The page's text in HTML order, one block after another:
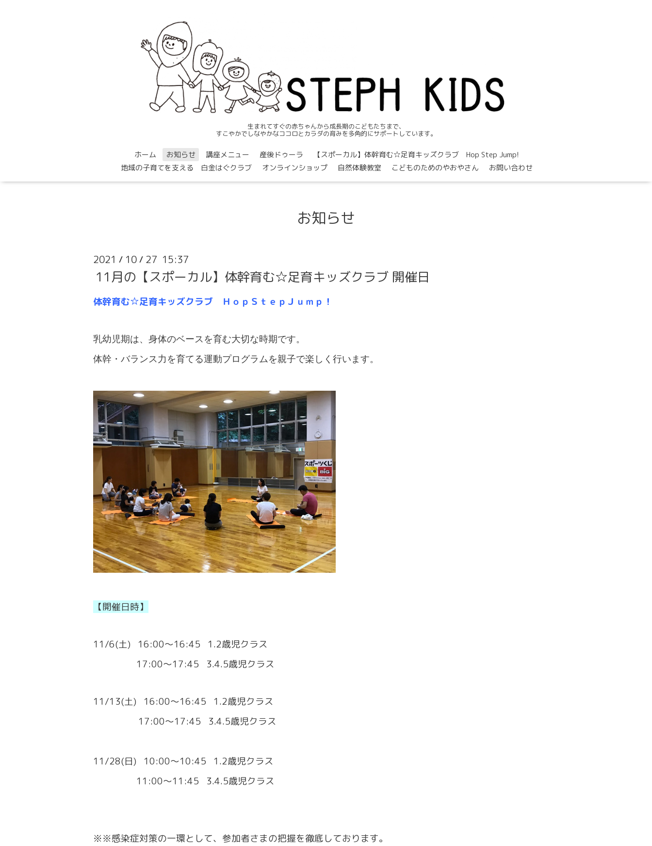
生まれてすぐの赤ちゃんから成長期のこどもたちまで、
すこやかでしなやかなココロとカラダの育みを多角的にサポートしています。
ホーム お知らせ 講座メニュー 産後ドゥーラ
【スポーカル】体幹育む☆足育キッズクラブ Hop Step Jump!
地域の子育てを支える 白金はぐクラブ
オンラインショップ 自然体験教室 こどものためのやおやさん お問い合わせ
お知らせ
2021 / 10 / 27 15:37
11月の【スポーカル】体幹育む☆足育キッズクラブ 開催日
体幹育む☆足育キッズクラブ ＨｏｐＳｔｅｐＪｕｍｐ！
乳幼児期は、身体のベースを育む大切な時期です。
体幹・バランス力を育てる運動プログラムを親子で楽しく行います。
【開催日時】
11/6(土) 16:00〜16:45 1.2歳児クラス
17:00〜17:45 3.4.5歳児クラス
11/13(土) 16:00〜16:45 1.2歳児クラス
17:00〜17:45 3.4.5歳児クラス
11/28(日) 10:00〜10:45 1.2歳児クラス
11:00〜11:45 3.4.5歳児クラス
※※感染症対策の一環として、参加者さまの把握を徹底しております。